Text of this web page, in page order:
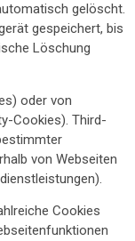
gelöscht.
gespeichert, bis
Löschung
oder von
Cookies). Third-
von Webseiten
Cookies